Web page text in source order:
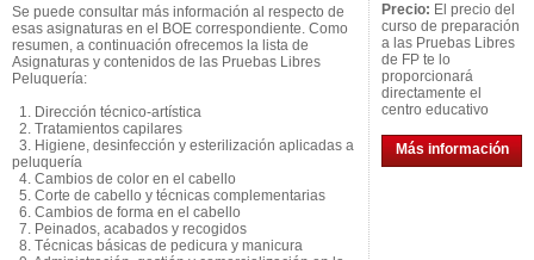
Se puede consultar más información al respecto de
esas asignaturas en el BOE correspondiente. Como
resumen, a continuación ofrecemos la lista de
Asignaturas y contenidos de las Pruebas Libres
Peluquería:
1. Dirección técnico-artística
2. Tratamientos capilares
3. Higiene, desinfección y esterilización aplicadas a
peluquería
4. Cambios de color en el cabello
5. Corte de cabello y técnicas complementarias
6. Cambios de forma en el cabello
7. Peinados, acabados y recogidos
8. Técnicas básicas de pedicura y manicura
Precio: El precio del
curso de preparación
a las Pruebas Libres
de FP te lo
proporcionará
directamente el
centro educativo
Más información